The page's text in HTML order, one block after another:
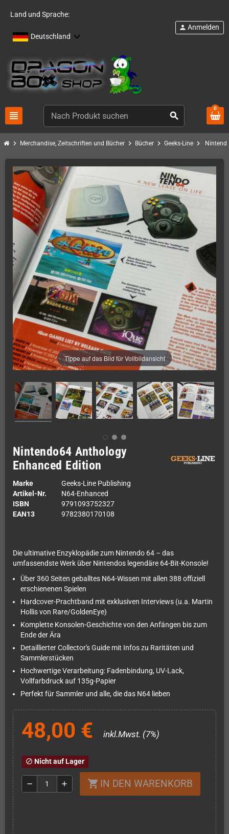
Land und Sprache:
Deutschland
view_headline search
person Anmelden
0
chevron_right Merchandise, Zeitschriften und Bücher chevron_right Bücher chevron_right Geeks-Line chevron_right
Tippe auf das Bild für Vollbildansicht
Nintendo64 Anthology
Enhanced Edition
Marke
Geeks-Line Publishing
Artikel-Nr.
N64-Enhanced
ISBN
9791093752327
EAN13
9782380170108
Die ultimative Enzyklopädie zum Nintendo 64 – das
umfassendste Werk über Nintendos legendäre 64-Bit-Konsole!
Über 360 Seiten geballtes N64-Wissen mit allen 388 offiziell
erschienenen Spielen
Hardcover-Prachtband mit exklusiven Interviews (u.a. Martin
Hollis von Rare/GoldenEye)
Komplette Konsolen-Geschichte von den Anfängen bis zum
Ende der Ära
Detaillierter Collector's Guide mit Infos zu Raritäten und
Sammlerstücken
Hochwertige Verarbeitung: Fadenbindung, UV-Lack,
Vollfarbdruck auf 135g-Papier
Perfekt für Sammler und alle, die das N64 lieben
48,00 € inkl.Mwst. (7%)
block Nicht auf Lager
remove add shopping_cart IN DEN WARENKORB